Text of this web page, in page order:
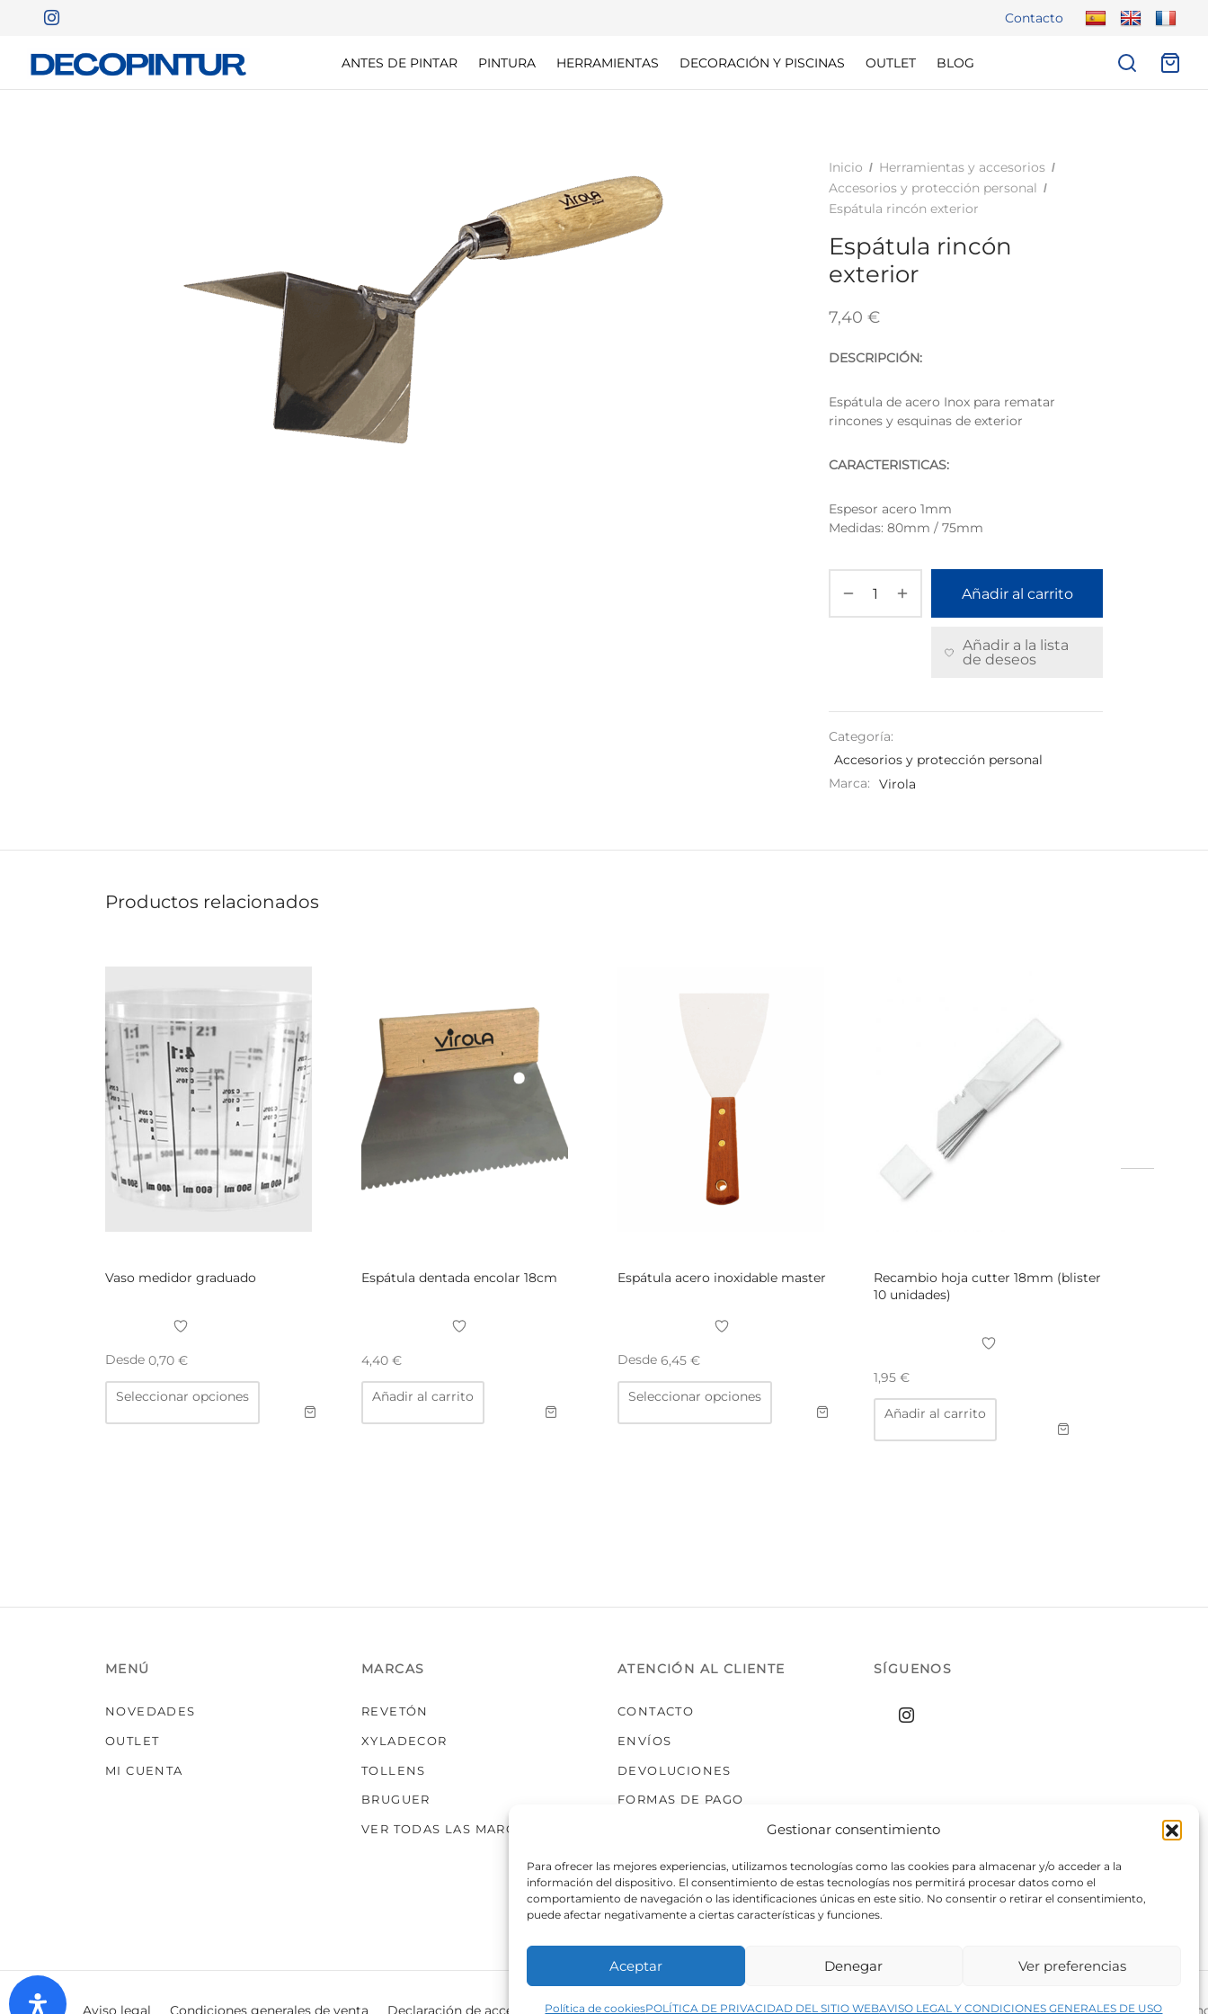
Gestionar consentimiento
Para ofrecer las mejores experiencias, utilizamos tecnologías como las cookies para almacenar y/o acceder a la
información del dispositivo. El consentimiento de estas tecnologías nos permitirá procesar datos como el
comportamiento de navegación o las identificaciones únicas en este sitio. No consentir o retirar el consentimiento,
puede afectar negativamente a ciertas características y funciones.
Aceptar Denegar Ver preferencias
Política de cookiesPOLÍTICA DE PRIVACIDAD DEL SITIO WEBAVISO LEGAL Y CONDICIONES GENERALES DE USO
Contacto
ANTES DE PINTAR PINTURA HERRAMIENTAS DECORACIÓN Y PISCINAS OUTLET BLOG
Inicio / Herramientas y accesorios /
Accesorios y protección personal /
Espátula rincón exterior
Espátula rincón
exterior
7,40 €
DESCRIPCIÓN:
Espátula de acero Inox para rematar
rincones y esquinas de exterior
CARACTERISTICAS:
Espesor acero 1mm
Medidas: 80mm / 75mm
Añadir al carrito
Añadir a la lista
de deseos
Categoría:
Accesorios y protección personal
Marca:
Virola
Productos relacionados
Vaso medidor graduado
Desde 0,70 €
Seleccionar opciones
Este
múltiples
Espátula dentada encolar 18cm
4,40 €
Añadir al carrito
Espátula acero inoxidable master
Desde 6,45 €
Seleccionar opciones
Este
múltiples
Recambio hoja cutter 18mm (blister
10 unidades)
1,95 €
Añadir al carrito
MENÚ
NOVEDADES
OUTLET
MI CUENTA
MARCAS
REVETÓN
XYLADECOR
TOLLENS
BRUGUER
VER TODAS LAS MARCAS
ATENCIÓN AL CLIENTE
CONTACTO
ENVÍOS
DEVOLUCIONES
FORMAS DE PAGO
SÍGUENOS
Aviso legal Condiciones generales de venta Declaración de accesibilidad Política de cookies Política de privacidad del sitio web ©2026 Decopintur- todos los